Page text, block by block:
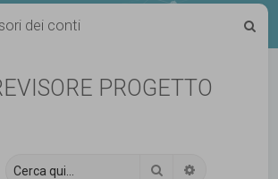
dei conti
PROGETTO
Cerca